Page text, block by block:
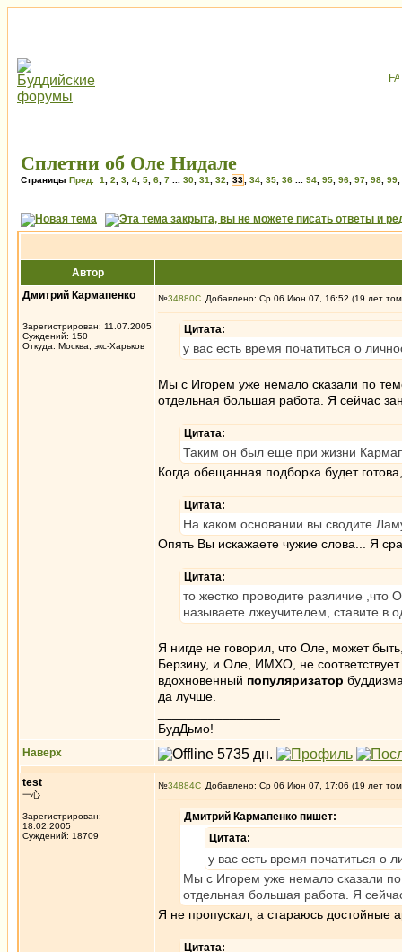
Сплетни об Оле Нидале
Страницы Пред. 1 2 3 4 5 6 7 30 31 32 33 34 35 36 94 95 96 97 98 99
Автор
Дмитрий Кармапенко
Зарегистрирован: 11.07.2005
Суждений: 150
Откуда: Москва, экс-Харьков
№34880 Добавлено: Ср 06 Июн 07, 16:52 (19 лет
Цитата:
у вас есть время початиться о
Мы с Игорем уже немало сказали по
отдельная большая работа. Я сейчас
Цитата:
Таким он был еще при жизни
Когда обещанная подборка будет
Цитата:
На каком основании вы сводите
Опять Вы искажаете чужие слова... Я
Цитата:
то жестко проводите различие
называете лжеучителем, ставите в
Я нигде не говорил, что Оле, может
Берзину, и Оле, ИМХО, не
вдохновенный популяризатор
да лучше.
БудДьмо!
Наверх
test
一心
Зарегистрирован:
18.02.2005
Суждений: 18709
№34884 Добавлено: Ср 06 Июн 07, 17:06 (19 лет
Дмитрий Кармапенко пишет:
Цитата:
у вас есть время початиться о
Мы с Игорем уже немало сказали по
отдельная большая работа. Я
Я не пропускал, а стараюсь достойные
Цитата: